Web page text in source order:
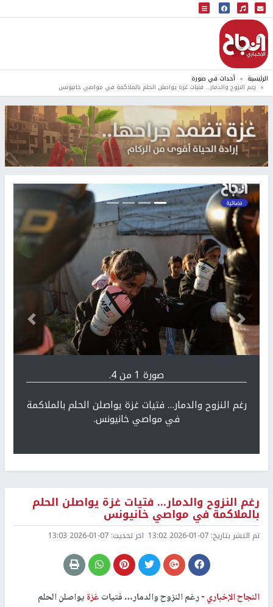
البث المباشر
إذاعة النجاح
الرئيسية أحداث في صورة
رغم النزوح والدمار… فتيات غزة يواصلن الحلم بالملاكمة في مواصي خانيونس
صورة 1 من 4.
رغم النزوح والدمار… فتيات غزة يواصلن الحلم بالملاكمة
في مواصي خانيونس.
Previous التالي
رغم النزوح والدمار… فتيات غزة يواصلن الحلم
بالملاكمة في مواصي خانيونس
تم النشر بتاريخ: 2026-01-07 13:02 اخر تحديث: 2026-01-07 13:03
النجاح الإخباري -رغم النزوح والدمار… فتياتغزةيواصلن الحلم